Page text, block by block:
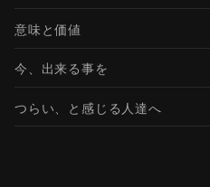
意味と価値
今、出来る事を
つらい、と感じる人達へ